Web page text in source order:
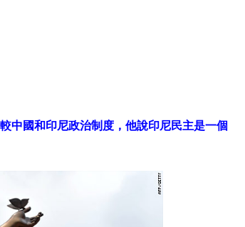
中國和印尼政治制度，他說印尼民主是一個